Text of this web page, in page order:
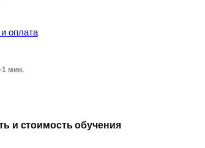
оплата
1 мин.
и стоимость обучения